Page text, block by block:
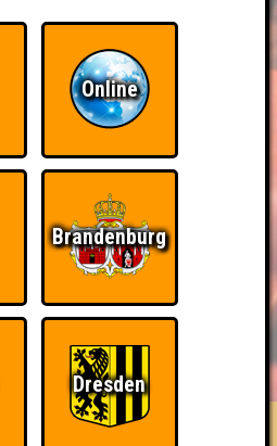
RESERVIERUNG
ÜBER UNS
Online
Brandenburg
Dresden